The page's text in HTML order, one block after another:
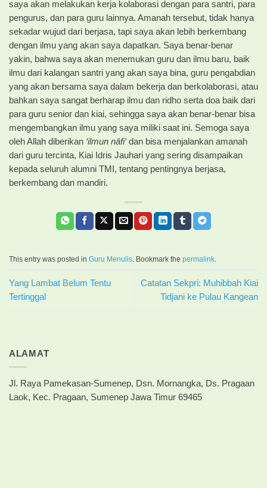
saya akan melakukan kerja kolaborasi dengan para santri, para
pengurus, dan para guru lainnya. Amanah tersebut, tidak hanya
sekadar wujud dari berjasa, tapi saya akan lebih berkembang
dengan ilmu yang akan saya dapatkan. Saya benar-benar
yakin, bahwa saya akan menemukan guru dan ilmu baru, baik
ilmu dari kalangan santri yang akan saya bina, guru pengabdian
yang akan bersama saya dalam bekerja dan berkolaborasi, atau
bahkan saya sangat berharap ilmu dan ridho serta doa baik dari
para guru senior dan kiai, sehingga saya akan benar-benar bisa
mengembangkan ilmu yang saya miliki saat ini. Semoga saya
oleh Allah diberikan ‘ilmun nāfi‘dan bisa menjalankan amanah
dari guru tercinta, Kiai Idris Jauhari yang sering disampaikan
kepada seluruh alumni TMI, tentang pentingnya berjasa,
berkembang dan mandiri.
This entry was posted in Guru Menulis . Bookmark the permalink
Yang Lambat Belum Tentu
Tertinggal
Catatan Sekpri: Muhibbah Kiai
Tidjani ke Pulau Kangean
ALAMAT
Jl. Raya Pamekasan-Sumenep, Dsn. Mornangka, Ds. Pragaan
Laok, Kec. Pragaan, Sumenep Jawa Timur 69465